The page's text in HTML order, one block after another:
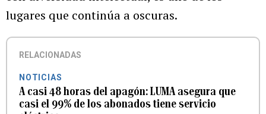
lugares que continúa a oscuras.
RELACIONADAS
NOTICIAS
A casi 48 horas del apagón: LUMA asegura que
casi el 99% de los abonados tiene servicio